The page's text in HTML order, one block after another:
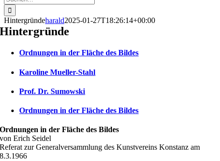
nach:
Hintergründeharald2025-01-27T18:26:14+00:00
Hintergründe
Ordnungen in der Fläche des Bildes
Karoline Mueller-Stahl
Prof. Dr. Sumowski
Ordnungen in der Fläche des Bildes
Ordnungen in der Fläche des Bildes
von Erich Seidel
Referat zur Generalversammlung des Kunstvereins Konstanz am
8.3.1966